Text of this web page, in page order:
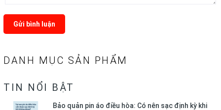
DANH MỤC SẢN PHẨM
TIN NỔI BẬT
Bảo quản pin áo điều hòa: Có nên sạc định kỳ khi
Gửi bình luận